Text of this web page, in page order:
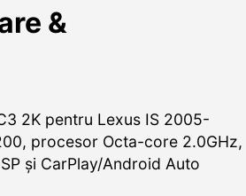
&
2K pentru Lexus IS 2005-
procesor Octa-core 2.0GHz,
și CarPlay/Android Auto